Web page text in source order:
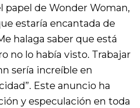
papel de Wonder Woman,
estaría encantada de
halaga saber que está
no lo había visto. Trabajar
sería increíble en
Este anuncio ha
y especulación en toda